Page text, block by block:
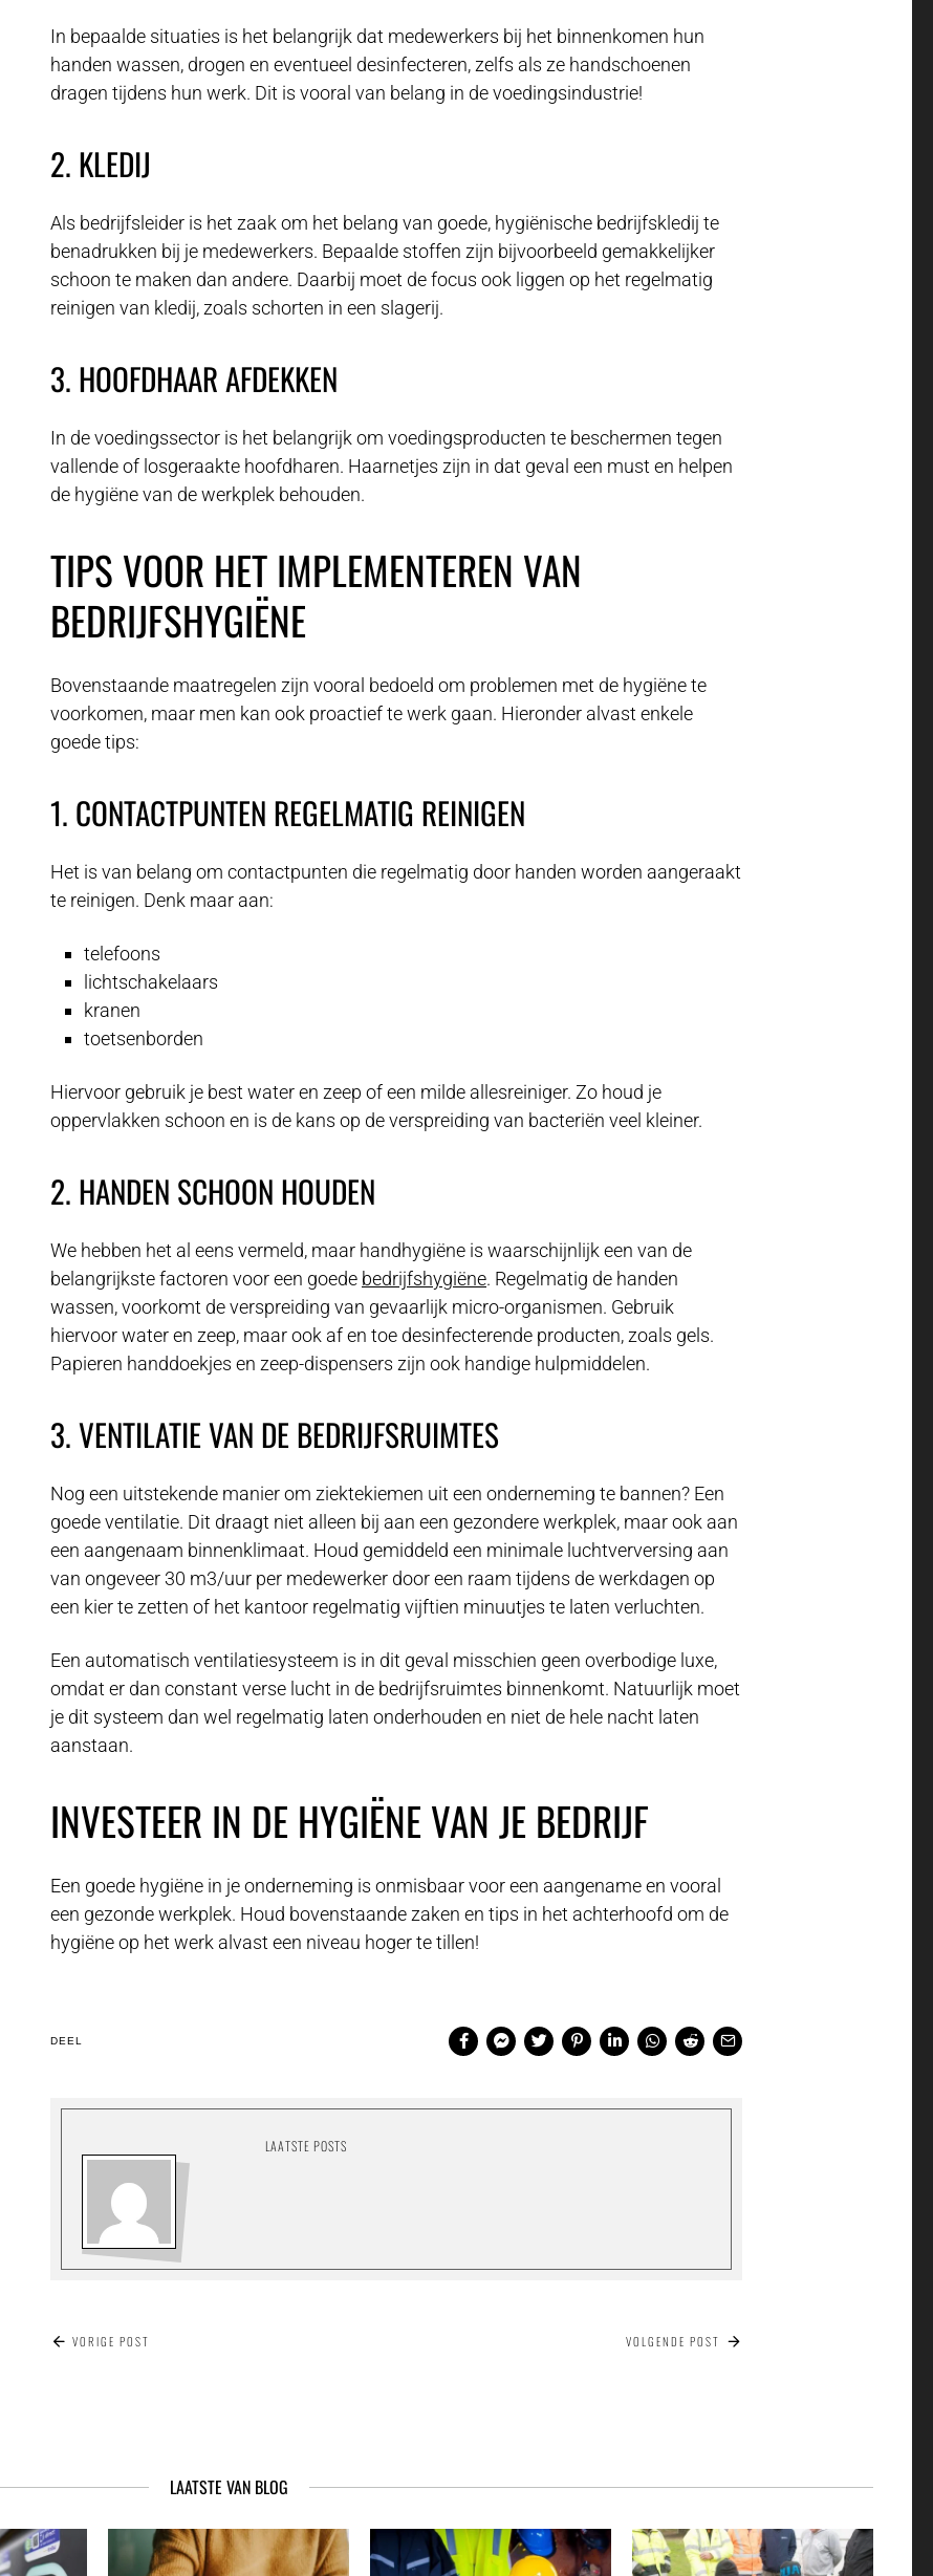
In bepaalde situaties is het belangrijk dat medewerkers bij het binnenkomen hun
handen wassen, drogen en eventueel desinfecteren, zelfs als ze handschoenen
dragen tijdens hun werk. Dit is vooral van belang in de voedingsindustrie!
2. KLEDIJ
Als bedrijfsleider is het zaak om het belang van goede, hygiënische bedrijfskledij te
benadrukken bij je medewerkers. Bepaalde stoffen zijn bijvoorbeeld gemakkelijker
schoon te maken dan andere. Daarbij moet de focus ook liggen op het regelmatig
reinigen van kledij, zoals schorten in een slagerij.
3. HOOFDHAAR AFDEKKEN
In de voedingssector is het belangrijk om voedingsproducten te beschermen tegen
vallende of losgeraakte hoofdharen. Haarnetjes zijn in dat geval een must en helpen
de hygiëne van de werkplek behouden.
TIPS VOOR HET IMPLEMENTEREN VAN
BEDRIJFSHYGIËNE
Bovenstaande maatregelen zijn vooral bedoeld om problemen met de hygiëne te
voorkomen, maar men kan ook proactief te werk gaan. Hieronder alvast enkele
goede tips:
1. CONTACTPUNTEN REGELMATIG REINIGEN
Het is van belang om contactpunten die regelmatig door handen worden aangeraakt
te reinigen. Denk maar aan:
telefoons
lichtschakelaars
kranen
toetsenborden
Hiervoor gebruik je best water en zeep of een milde allesreiniger. Zo houd je
oppervlakken schoon en is de kans op de verspreiding van bacteriën veel kleiner.
2. HANDEN SCHOON HOUDEN
We hebben het al eens vermeld, maar handhygiëne is waarschijnlijk een van de
belangrijkste factoren voor een goede bedrijfshygiëne. Regelmatig de handen
wassen, voorkomt de verspreiding van gevaarlijk micro-organismen. Gebruik
hiervoor water en zeep, maar ook af en toe desinfecterende producten, zoals gels.
Papieren handdoekjes en zeep-dispensers zijn ook handige hulpmiddelen.
3. VENTILATIE VAN DE BEDRIJFSRUIMTES
Nog een uitstekende manier om ziektekiemen uit een onderneming te bannen? Een
goede ventilatie. Dit draagt niet alleen bij aan een gezondere werkplek, maar ook aan
een aangenaam binnenklimaat. Houd gemiddeld een minimale luchtverversing aan
van ongeveer 30 m3/uur per medewerker door een raam tijdens de werkdagen op
een kier te zetten of het kantoor regelmatig vijftien minuutjes te laten verluchten.
Een automatisch ventilatiesysteem is in dit geval misschien geen overbodige luxe,
omdat er dan constant verse lucht in de bedrijfsruimtes binnenkomt. Natuurlijk moet
je dit systeem dan wel regelmatig laten onderhouden en niet de hele nacht laten
aanstaan.
INVESTEER IN DE HYGIËNE VAN JE BEDRIJF
Een goede hygiëne in je onderneming is onmisbaar voor een aangename en vooral
een gezonde werkplek. Houd bovenstaande zaken en tips in het achterhoofd om de
hygiëne op het werk alvast een niveau hoger te tillen!
DEEL
LAATSTE POSTS
BERICHT
VORIGE POST VOLGENDE POST
LAATSTE VAN BLOG